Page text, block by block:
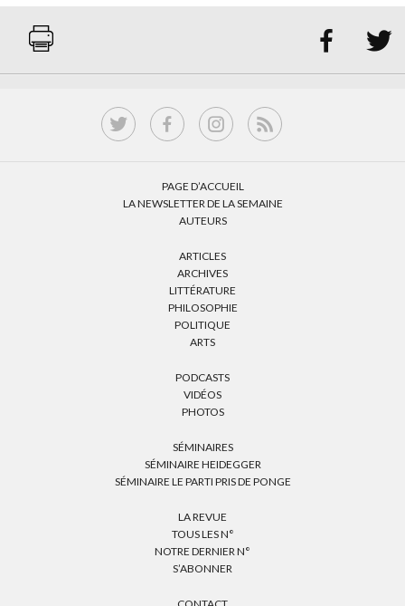
 
PAGE D’ACCUEIL
LA NEWSLETTER DE LA SEMAINE
AUTEURS
ARTICLES
ARCHIVES
LITTÉRATURE
PHILOSOPHIE
POLITIQUE
ARTS
PODCASTS
VIDÉOS
PHOTOS
SÉMINAIRES
SÉMINAIRE HEIDEGGER
SÉMINAIRE LE PARTI PRIS DE PONGE
LA REVUE
TOUS LES N°
NOTRE DERNIER N°
S’ABONNER